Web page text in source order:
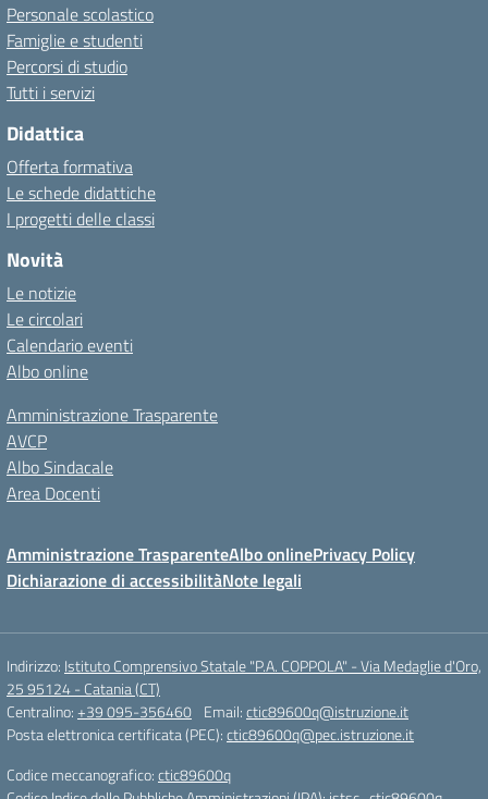
Personale scolastico
Famiglie e studenti
Percorsi di studio
Tutti i servizi
Didattica
Offerta formativa
Le schede didattiche
I progetti delle classi
Novità
Le notizie
Le circolari
Calendario eventi
Albo online
Amministrazione Trasparente
AVCP
Albo Sindacale
Area Docenti
Amministrazione TrasparenteAlbo onlinePrivacy Policy
Dichiarazione di accessibilitàNote legali
Indirizzo: Istituto Comprensivo Statale "P.A. COPPOLA" - Via Medaglie d'Oro,
25 95124 - Catania (CT)
Centralino:+39 095-356460 Email:ctic89600q@istruzione.it
Posta elettronica certificata (PEC):ctic89600q@pec.istruzione.it
Codice meccanografico:ctic89600q